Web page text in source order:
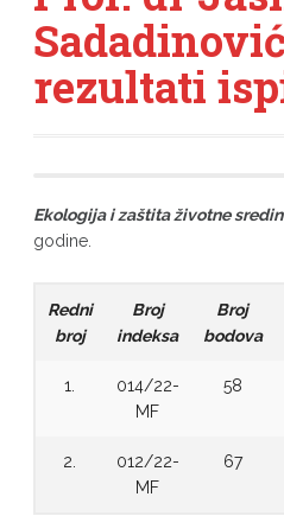
rezultati
Ekologija i zaštita životne
godine.
Redni
broj
Broj
indeksa
Broj
bodova
1.
014/22-
MF
58
2.
012/22-
MF
67